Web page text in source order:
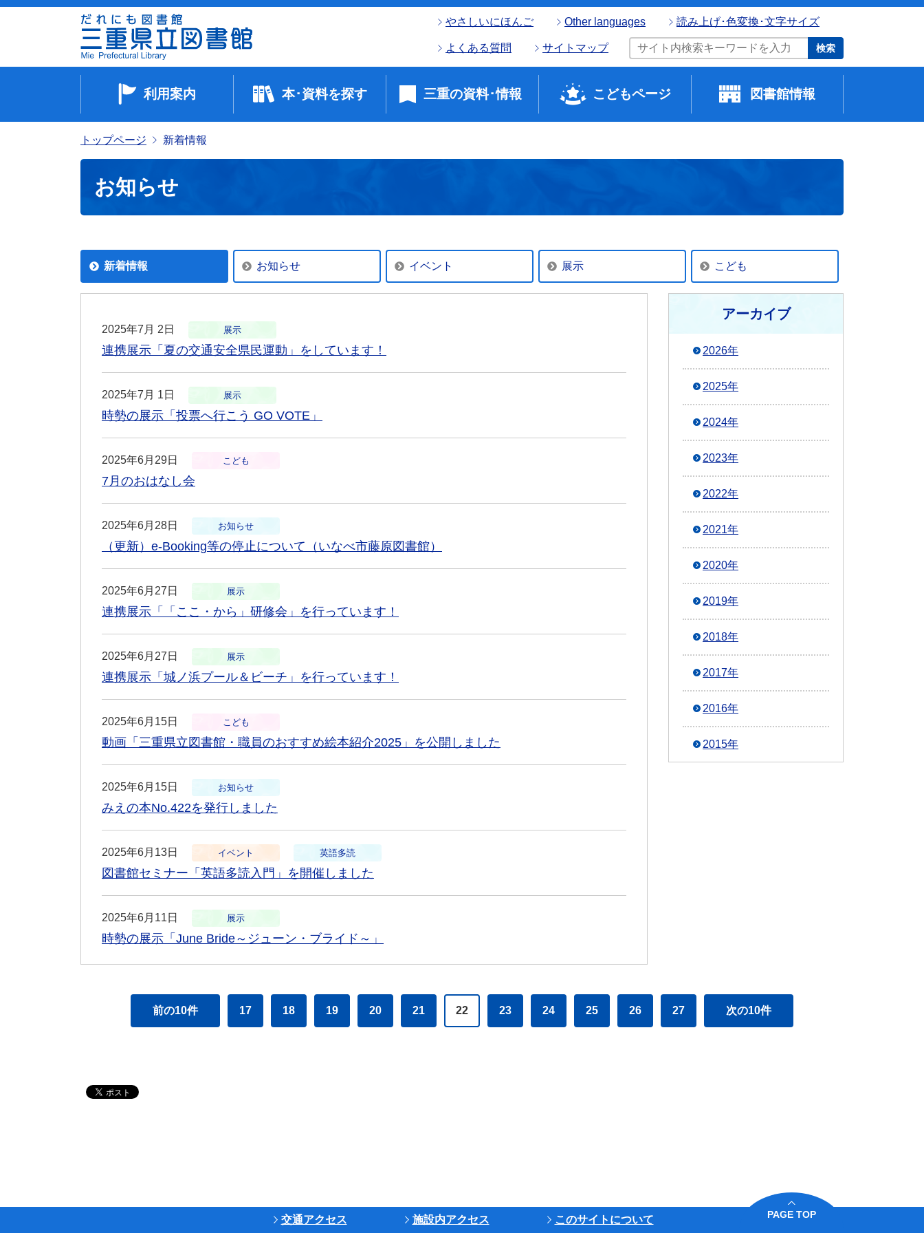
やさしいにほんご Other languages 読み上げ･色変換･文字サイズ
よくある質問 サイトマップ 検索
利用案内 本･資料を探す 三重の資料･情報 こどもページ 図書館情報
トップページ 新着情報
お知らせ
新着情報 お知らせ イベント 展示 こども
2025年7月 2日 展示
連携展示「夏の交通安全県民運動」をしています！
2025年7月 1日 展示
時勢の展示「投票へ行こう GO VOTE」
2025年6月29日 こども
7月のおはなし会
2025年6月28日 お知らせ
（更新）e-Booking等の停止について（いなべ市藤原図書館）
2025年6月27日 展示
連携展示「「ここ・から」研修会」を行っています！
2025年6月27日 展示
連携展示「城ノ浜プール＆ビーチ」を行っています！
2025年6月15日 こども
動画「三重県立図書館・職員のおすすめ絵本紹介2025」を公開しました
2025年6月15日 お知らせ
みえの本No.422を発行しました
2025年6月13日 イベント 英語多読
図書館セミナー「英語多読入門」を開催しました
2025年6月11日 展示
時勢の展示「June Bride～ジューン・ブライド～」
アーカイブ
2026年
2025年
2024年
2023年
2022年
2021年
2020年
2019年
2018年
2017年
2016年
2015年
前の10件 17 18 19 20 21 22 23 24 25 26 27 次の10件
PAGE TOP
交通アクセス 施設内アクセス このサイトについて